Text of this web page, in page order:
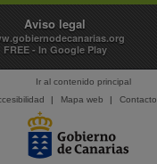
Aviso legal
FREE - In Google Play
Ir al contenido principal
| Mapa web | Contacto